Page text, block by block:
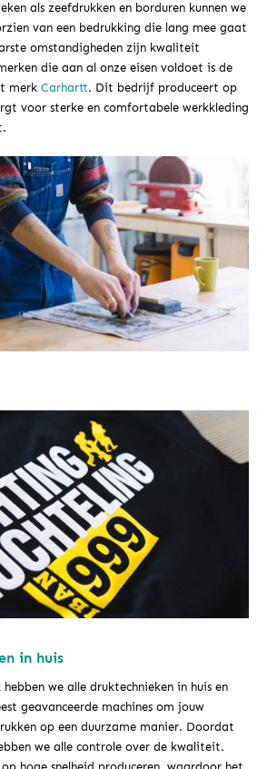
als zeefdrukken en borduren kunnen we
van een bedrukking die lang mee gaat
omstandigheden zijn kwaliteit
die aan al onze eisen voldoet is de
merk Carhartt. Dit bedrijf produceert op
voor sterke en comfortabele werkkleding
in huis
we alle druktechnieken in huis en
geavanceerde machines om jouw
op een duurzame manier. Doordat
we alle controle over de kwaliteit.